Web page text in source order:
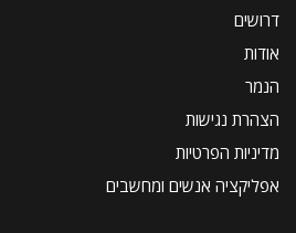
דרושים
אודות
הנמר
הצהרת נגישות
מדיניות הפרטיות
אפליקציה אנשים ומחשבים